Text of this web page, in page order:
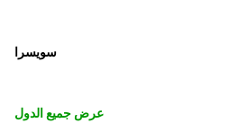
سويسرا
عرض جميع الدول